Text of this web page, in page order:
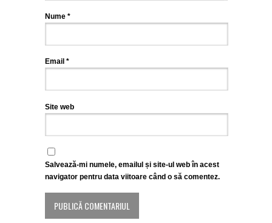
Nume *
Email *
Site web
Salvează-mi numele, emailul și site-ul web în acest
navigator pentru data viitoare când o să comentez.